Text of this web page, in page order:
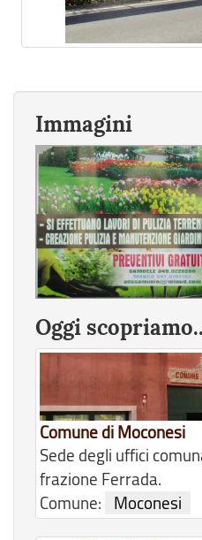
Immagini
Oggi
Comune di Moconesi
Sede degli uffici
frazione Ferrada.
Comune:
Moconesi